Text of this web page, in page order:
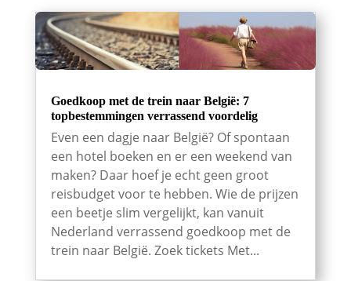
Goedkoop met de trein naar België: 7
topbestemmingen verrassend voordelig
Even een dagje naar België? Of spontaan
een hotel boeken en er een weekend van
maken? Daar hoef je echt geen groot
reisbudget voor te hebben. Wie de prijzen
een beetje slim vergelijkt, kan vanuit
Nederland verrassend goedkoop met de
trein naar België. Zoek tickets Met...